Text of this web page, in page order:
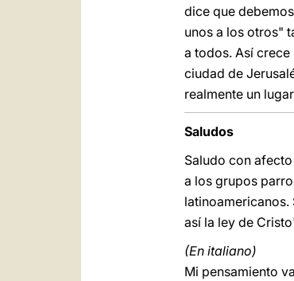
dice que
unos a los otros"
a todos. Así
ciudad de
realmente un
Saludos
Saludo con
a los grupos
así la ley de
(En italiano)
Mi pensamiento